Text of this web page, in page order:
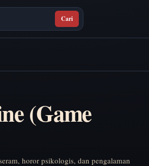
Cari
(Game
horor psikologis, dan pengalaman